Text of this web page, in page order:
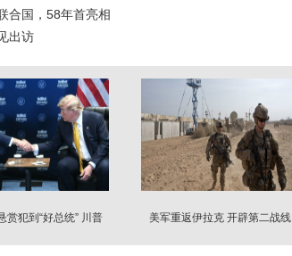
合国，58年首亮相
出访
赏犯到“好总统” 川普
美军重返伊拉克 开辟第二战线